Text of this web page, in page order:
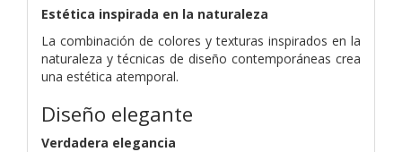
Estética inspirada en la naturaleza
La combinación de colores y texturas inspirados en la
naturaleza y técnicas de diseño contemporáneas crea
una estética atemporal.
Diseño elegante
Verdadera elegancia